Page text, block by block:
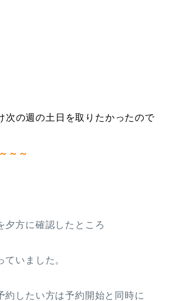
次の週の土日を取りたかったので
～～
夕方に確認したところ
ていました。
約したい方は予約開始と同時に